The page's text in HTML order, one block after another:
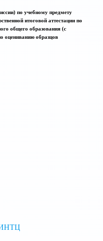
по учебному предмету
итоговой аттестации по
общего образования (с
оцениванию образцов